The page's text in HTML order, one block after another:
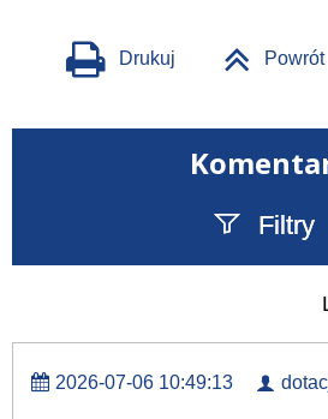
Drukuj Powrót
Filtry
2026-07-06 10:49:13